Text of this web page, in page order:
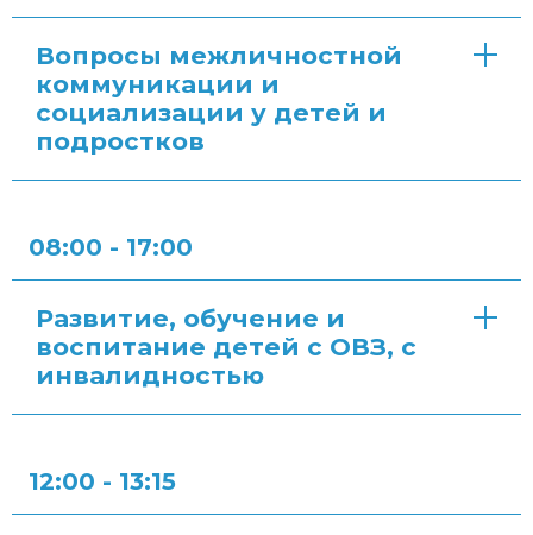
Вопросы межличностной
коммуникации и
социализации у детей и
подростков
08:00 - 17:00
Развитие, обучение и
воспитание детей с ОВЗ, с
инвалидностью
12:00 - 13:15